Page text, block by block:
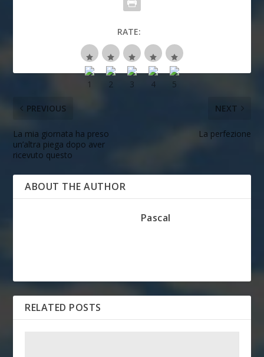
RATE:
PREVIOUS
La mia giornata ha preso
un’altra piega dopo aver
ricevuto questo
NEXT
La perfezione
ABOUT THE AUTHOR
Pascal
RELATED POSTS